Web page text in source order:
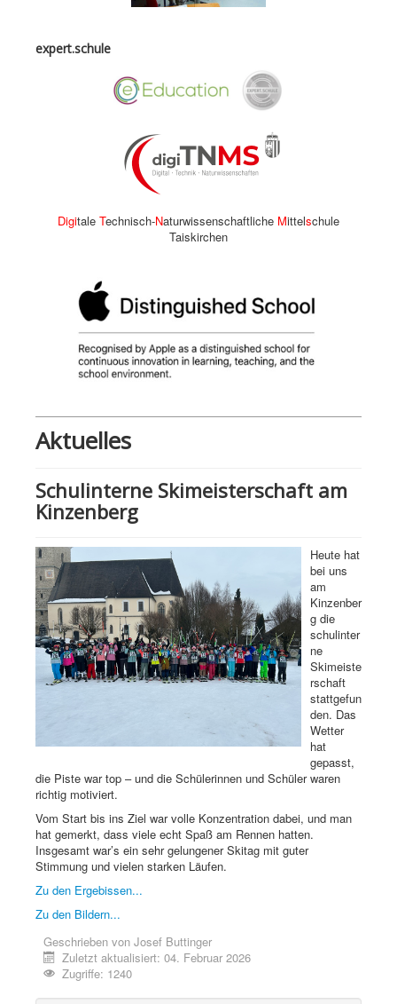
expert.schule
Digitale Technisch-Naturwissenschaftliche Mittelschule
Taiskirchen
Aktuelles
Schulinterne Skimeisterschaft am
Kinzenberg
Heute hat
bei uns
am
Kinzenber
g die
schulinter
ne
Skimeiste
rschaft
stattgefun
den. Das
Wetter
hat
gepasst,
die Piste war top – und die Schülerinnen und Schüler waren
richtig motiviert.
Vom Start bis ins Ziel war volle Konzentration dabei, und man
hat gemerkt, dass viele echt Spaß am Rennen hatten.
Insgesamt war’s ein sehr gelungener Skitag mit guter
Stimmung und vielen starken Läufen.
Zu den Ergebissen...
Zu den Bildern...
Geschrieben von Josef Buttinger
Zuletzt aktualisiert: 04. Februar 2026
Zugriffe: 1240